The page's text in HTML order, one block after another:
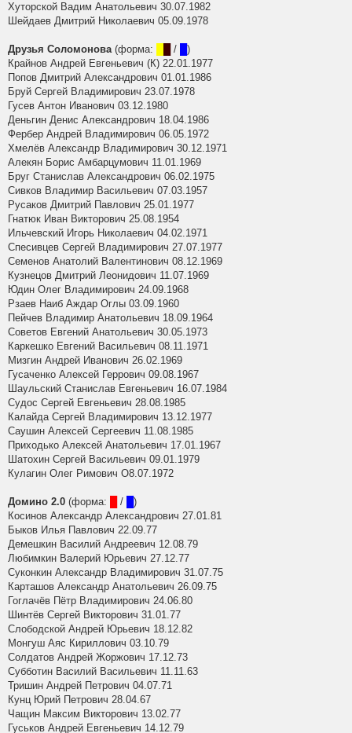
Хуторской Вадим Анатольевич 30.07.1982
Шейдаев Дмитрий Николаевич 05.09.1978
Друзья Соломонова(форма: /
)
Крайнов Андрей Евгеньевич (К) 22.01.1977
Попов Дмитрий Александрович 01.01.1986
Бруй Сергей Владимирович 23.07.1978
Гусев Антон Иванович 03.12.1980
Деньгин Денис Александрович 18.04.1986
Фербер Андрей Владимирович 06.05.1972
Хмелёв Александр Владимирович 30.12.1971
Алекян Борис Амбарцумович 11.01.1969
Бруг Станислав Александрович 06.02.1975
Сивков Владимир Васильевич 07.03.1957
Русаков Дмитрий Павлович 25.01.1977
Гнатюк Иван Викторович 25.08.1954
Ильчевский Игорь Николаевич 04.02.1971
Спесивцев Сергей Владимирович 27.07.1977
Семенов Анатолий Валентинович 08.12.1969
Кузнецов Дмитрий Леонидович 11.07.1969
Юдин Олег Владимирович 24.09.1968
Рзаев Наиб Аждар Оглы 03.09.1960
Пейчев Владимир Анатольевич 18.09.1964
Советов Евгений Анатольевич 30.05.1973
Каркешко Евгений Васильевич 08.11.1971
Мизгин Андрей Иванович 26.02.1969
Гусаченко Алексей Геррович 09.08.1967
Шаульский Станислав Евгеньевич 16.07.1984
Судос Сергей Евгеньевич 28.08.1985
Калайда Сергей Владимирович 13.12.1977
Саушин Алексей Сергеевич 11.08.1985
Приходько Алексей Анатольевич 17.01.1967
Шатохин Сергей Васильевич 09.01.1979
Кулагин Олег Римович О8.07.1972
Домино 2.0 (форма: /
)
Косинов Александр Александрович 27.01.81
Быков Илья Павлович 22.09.77
Демешкин Василий Андреевич 12.08.79
Любимкин Валерий Юрьевич 27.12.77
Суконкин Александр Владимирович 31.07.75
Карташов Александр Анатольевич 26.09.75
Гоглачёв Пётр Владимирович 24.06.80
Шинтёв Сергей Викторович 31.01.77
Слободской Андрей Юрьевич 18.12.82
Монгуш Аяс Кириллович 03.10.79
Солдатов Андрей Жоржович 17.12.73
Субботин Василий Васильевич 11.11.63
Тришин Андрей Петрович 04.07.71
Кунц Юрий Петрович 28.04.67
Чащин Максим Викторович 13.02.77
Гуськов Андрей Евгеньевич 14.12.79